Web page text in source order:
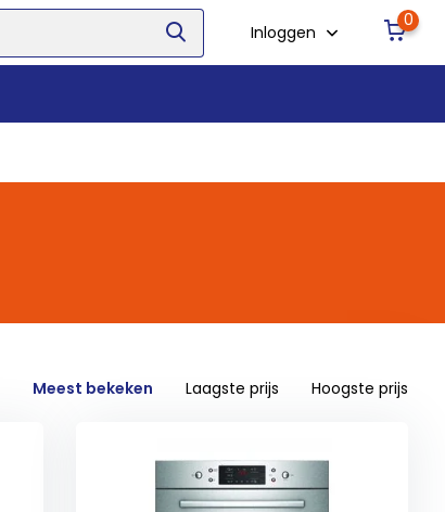
Inloggen
0
Meest bekeken Laagste prijs Hoogste prijs